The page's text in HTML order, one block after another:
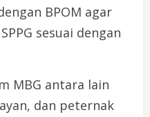
BPOM agar
sesuai dengan
MBG antara lain
dan peternak